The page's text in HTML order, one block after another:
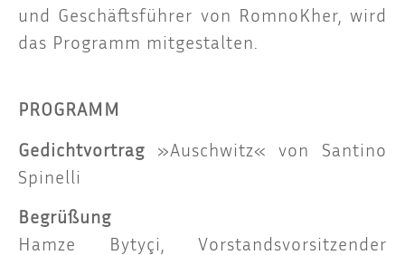
und Geschäfts­füh­rer von Rom­noK­her, wird
das Pro­gramm mitgestalten.
PROGRAMM
Gedicht­vor­trag »Ausch­witz« von San­ti­no
Spinelli
Begrü­ßung
Ham­ze Byty­çi, Vor­stands­vor­sit­zen­der